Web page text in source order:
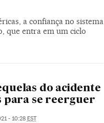
a confiança no sistema
que entra em um ciclo
do acidente
para se reerguer
- 10:28 EST